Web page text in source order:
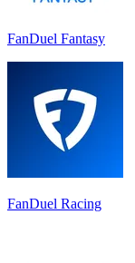
FanDuel Fantasy
FanDuel Racing